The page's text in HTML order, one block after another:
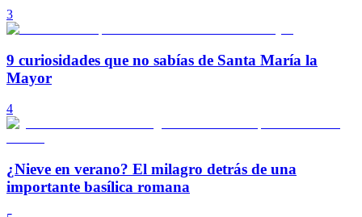
3
9 curiosidades que no sabías de Santa María la
Mayor
4
¿Nieve en verano? El milagro detrás de una
importante basílica romana